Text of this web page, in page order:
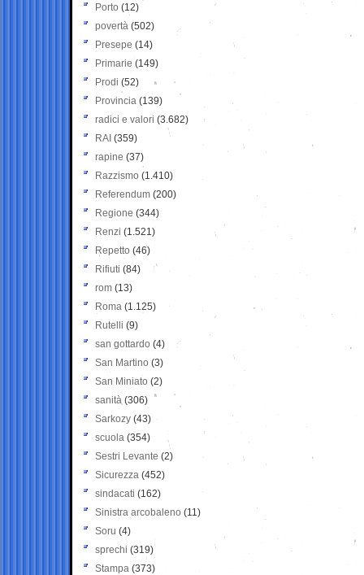
Porto (12)
povertà (502)
Presepe (14)
Primarie (149)
Prodi (52)
Provincia (139)
radici e valori (3.682)
RAI (359)
rapine (37)
Razzismo (1.410)
Referendum (200)
Regione (344)
Renzi (1.521)
Repetto (46)
Rifiuti (84)
rom (13)
Roma (1.125)
Rutelli (9)
san gottardo (4)
San Martino (3)
San Miniato (2)
sanità (306)
Sarkozy (43)
scuola (354)
Sestri Levante (2)
Sicurezza (452)
sindacati (162)
Sinistra arcobaleno (11)
Soru (4)
sprechi (319)
Stampa (373)